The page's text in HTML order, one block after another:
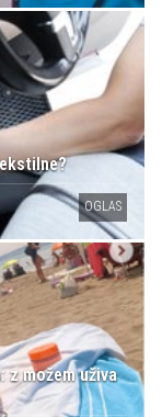
OGLAS
z možem uživa